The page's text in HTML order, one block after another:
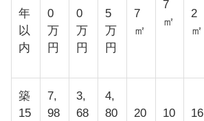
年
以
内
0
万
円
0
万
円
5
万
円
7
㎡
7
㎡
2
㎡
築
15
7,
98
3,
68
4,
80
20
10
16